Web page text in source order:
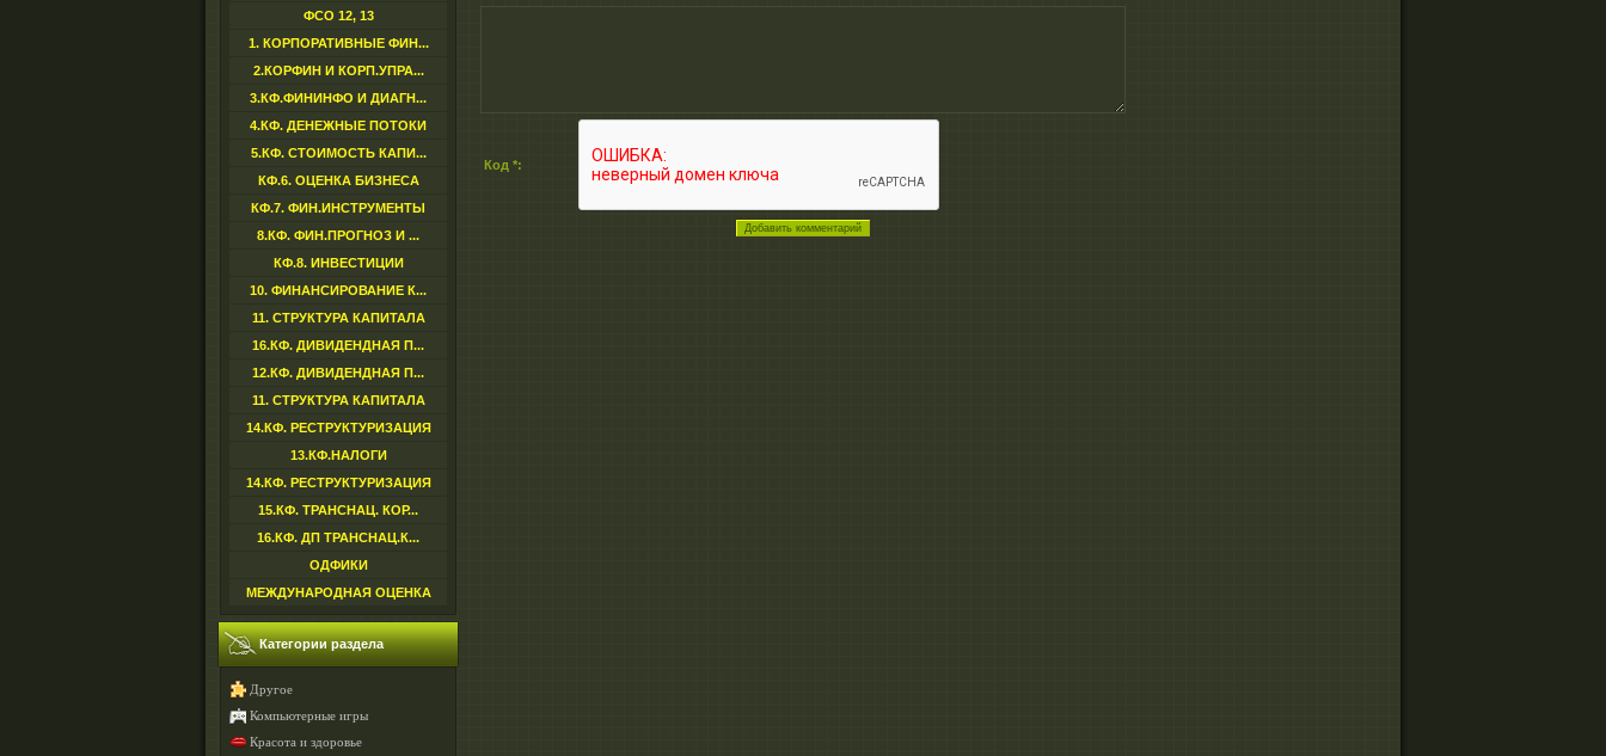
ФСО 12, 13
1. КОРПОРАТИВНЫЕ ФИН...
2.КОРФИН И КОРП.УПРА...
3.КФ.ФИНИНФО И ДИАГН...
4.КФ. ДЕНЕЖНЫЕ ПОТОКИ
5.КФ. СТОИМОСТЬ КАПИ...
КФ.6. ОЦЕНКА БИЗНЕСА
КФ.7. ФИН.ИНСТРУМЕНТЫ
8.КФ. ФИН.ПРОГНОЗ И ...
КФ.8. ИНВЕСТИЦИИ
10. ФИНАНСИРОВАНИЕ К...
11. СТРУКТУРА КАПИТАЛА
16.КФ. ДИВИДЕНДНАЯ П...
12.КФ. ДИВИДЕНДНАЯ П...
11. СТРУКТУРА КАПИТАЛА
14.КФ. РЕСТРУКТУРИЗАЦИЯ
13.КФ.НАЛОГИ
14.КФ. РЕСТРУКТУРИЗАЦИЯ
15.КФ. ТРАНСНАЦ. КОР...
16.КФ. ДП ТРАНСНАЦ.К...
ОДФИКИ
МЕЖДУНАРОДНАЯ ОЦЕНКА
Категории раздела
Другое
Компьютерные игры
Красота и здоровье
Код *: